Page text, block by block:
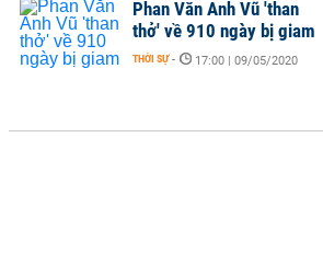
Phan Văn Anh Vũ 'than
thở' về 910 ngày bị giam
THỜI SỰ - 17:00 | 09/05/2020